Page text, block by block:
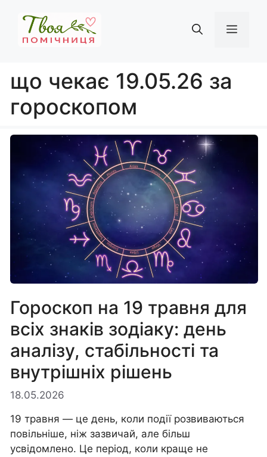
вмісту
що чекає 19.05.26 за
гороскопом
Гороскоп на 19 травня для
всіх знаків зодіаку: день
аналізу, стабільності та
внутрішніх рішень
18.05.2026
19 травня — це день, коли події розвиваються
повільніше, ніж зазвичай, але більш
усвідомлено. Це період, коли краще не